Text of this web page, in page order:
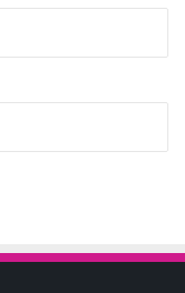
น ๆ ฮา ๆ คอกาแฟ